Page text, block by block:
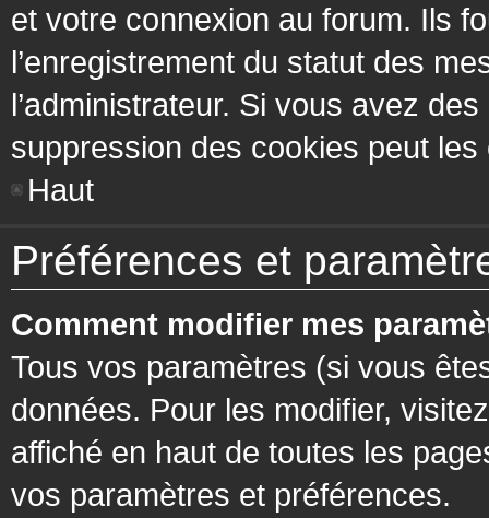
et votre connexion au forum. Ils
l’enregistrement du statut des
l’administrateur. Si vous avez
suppression des cookies peut les
Haut
Préférences et
Comment modifier mes
Tous vos paramètres (si vous
données. Pour les modifier,
affiché en haut de toutes les
vos paramètres et préférences.